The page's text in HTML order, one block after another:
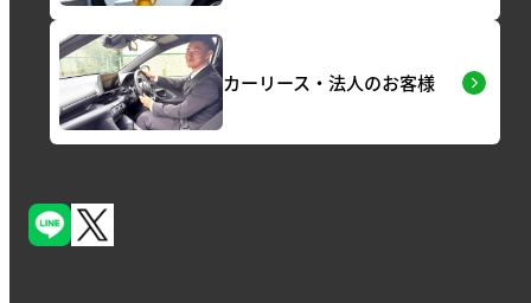
カーリース・法人のお客様